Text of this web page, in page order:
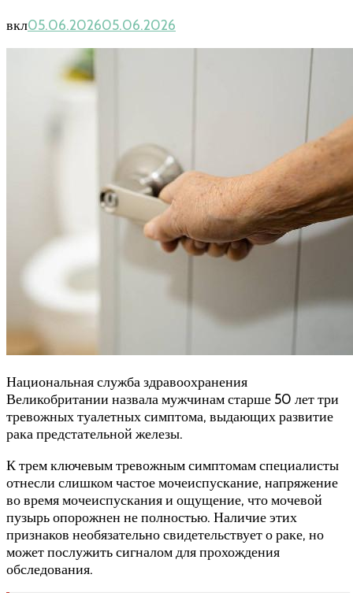
вкл05.06.202605.06.2026
Национальная служба здравоохранения
Великобритании назвала мужчинам старше 50 лет три
тревожных туалетных симптома, выдающих развитие
рака предстательной железы.
К трем ключевым тревожным симптомам специалисты
отнесли слишком частое мочеиспускание, напряжение
во время мочеиспускания и ощущение, что мочевой
пузырь опорожнен не полностью. Наличие этих
признаков необязательно свидетельствует о раке, но
может послужить сигналом для прохождения
обследования.